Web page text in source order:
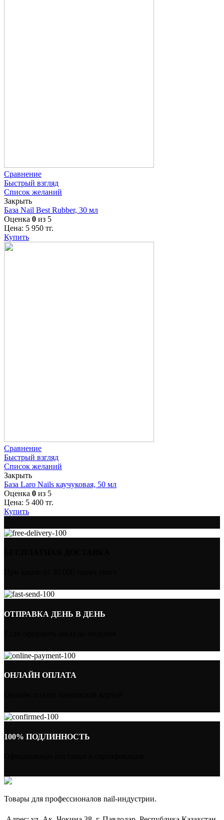
Сравнение
Быстрый взгляд
Список желаний
Закрыть
База Nail Best Rubber, 30 мл
Оценка 0 из 5
Цена: 5 950 тг.
Купить
Сравнение
Быстрый взгляд
Список желаний
Закрыть
База Laro Nails каучуковая, 50 мл
Оценка 0 из 5
Цена: 5 400 тг.
Купить
ОТПРАВКА ДЕНЬ В ДЕНЬ
ОНЛАЙН ОПЛАТА
100% ПОДЛИННОСТЬ
Товары для профессионалов nail-индустрии.